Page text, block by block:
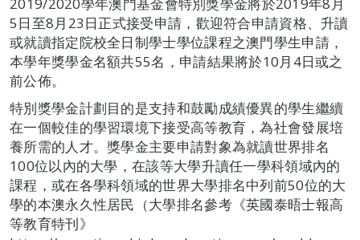
5日至8月23日正式接受申請，歡迎符合申請資格、升讀
或就讀指定院校全日制學士學位課程之澳門學生申請，
本學年獎學金名額共55名，申請結果將於10月4日或之
前公佈。
特別獎學金計劃目的是支持和鼓勵成績優異的學生繼續
在一個較佳的學習環境下接受高等教育，為社會發展培
養所需的人才。獎學金主要申請對象為就讀世界排名
100位以內的大學，在該等大學升讀任一學科領域內的
課程，或在各學科領域的世界大學排名中列前50位的大
學的本澳永久性居民（大學排名參考《英國泰晤士報高
等教育特刊》